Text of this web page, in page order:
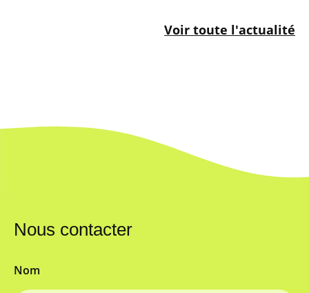
Voir toute l'actualité
Nous contacter
Nom